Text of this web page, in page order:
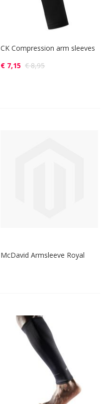
CK Compression arm sleeves
€ 7,15 € 8,95
McDavid Armsleeve Royal